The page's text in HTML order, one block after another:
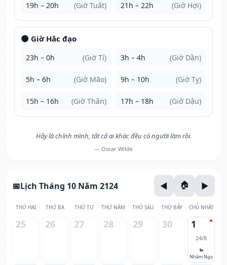
19h – 20h (Giờ Tuất) 21h – 22h (Giờ Hợi)
🌑 Giờ Hắc đạo
23h – 0h (Giờ Tí) 3h – 4h (Giờ Dần)
5h – 6h (Giờ Mão) 9h – 10h (Giờ Tỵ)
15h – 16h (Giờ Thân) 17h – 18h (Giờ Dậu)
Hãy là chính mình, tất cả ai khác đều có người làm rồi.
— Oscar Wilde
Lịch Tháng 10 Năm 2124
THỨ HAI THỨ BA THỨ TƯ THỨ NĂM THỨ SÁU THỨ BẢY CHỦ NHẬT
25 26 27 28 29 30 1
24/8
🐎
Nhâm Ngọ